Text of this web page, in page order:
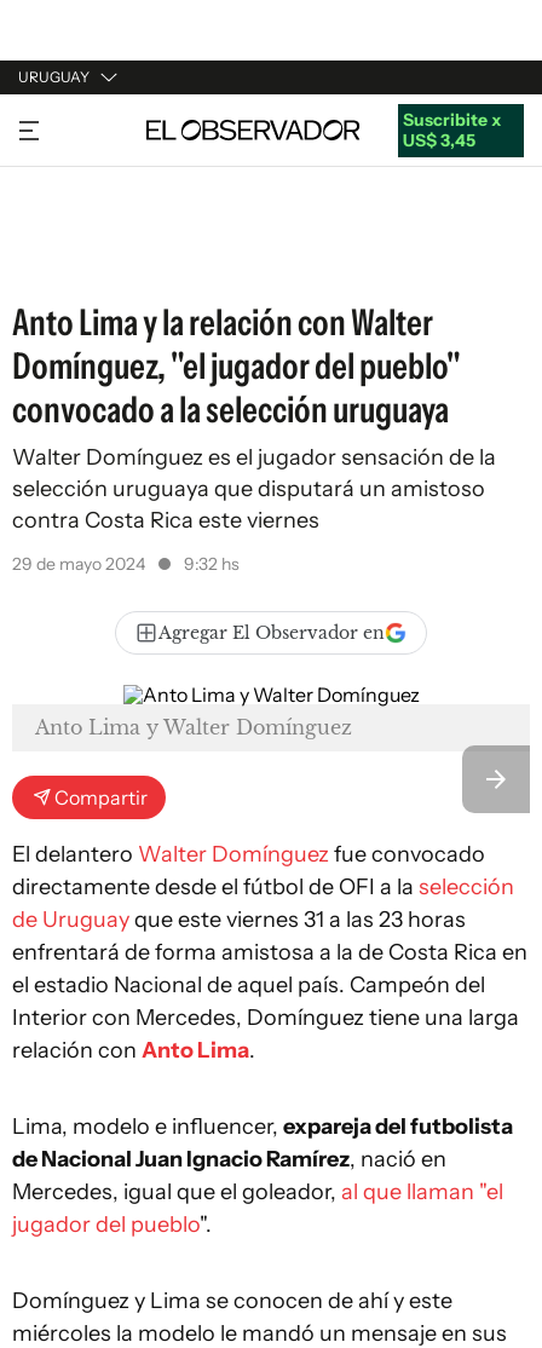
URUGUAY
URUGUAY
ARGENTINA
Suscribite x
US$ 3,45
Anto Lima y la relación con Walter
Domínguez, "el jugador del pueblo"
convocado a la selección uruguaya
Walter Domínguez es el jugador sensación de la
selección uruguaya que disputará un amistoso
contra Costa Rica este viernes
29 de mayo 2024 9:32 hs
Agregar El Observador en
Anto Lima y Walter Domínguez
Compartir
El delantero Walter Domínguez fue convocado
directamente desde el fútbol de OFI a la selección
de Uruguayque este viernes 31 a las 23 horas
enfrentará de forma amistosa a la de Costa Rica en
el estadio Nacional de aquel país. Campeón del
Interior con Mercedes, Domínguez tiene una larga
relación con Anto Lima.
Lima, modelo e influencer, expareja del futbolista
de Nacional Juan Ignacio Ramírez, nació en
Mercedes, igual que el goleador, al que llaman "el
jugador del pueblo".
Domínguez y Lima se conocen de ahí y este
miércoles la modelo le mandó un mensaje en sus